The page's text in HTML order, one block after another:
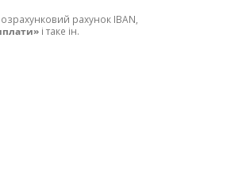
рахунок IBAN,
і таке ін.